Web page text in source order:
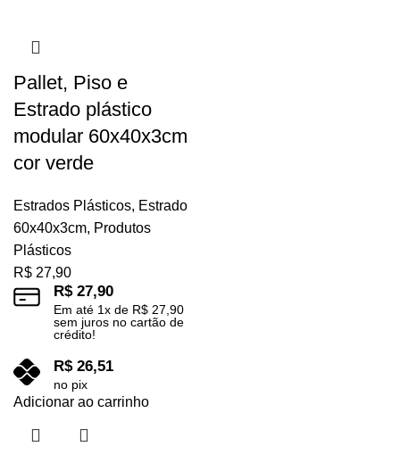
Pallet, Piso e
Estrado plástico
modular 60x40x3cm
cor verde
Estrados Plásticos, Estrado
60x40x3cm, Produtos
Plásticos
R$ 27,90
R$27,90
Em até 1x de R$ 27,90
sem juros no cartão de
crédito!
R$26,51
no pix
Adicionar ao carrinho